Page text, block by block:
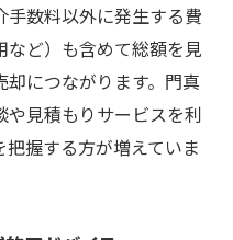
数料以外に発生する費
ど）も含めて総額を見
につながります。門真
見積もりサービスを利
握する方が増えていま